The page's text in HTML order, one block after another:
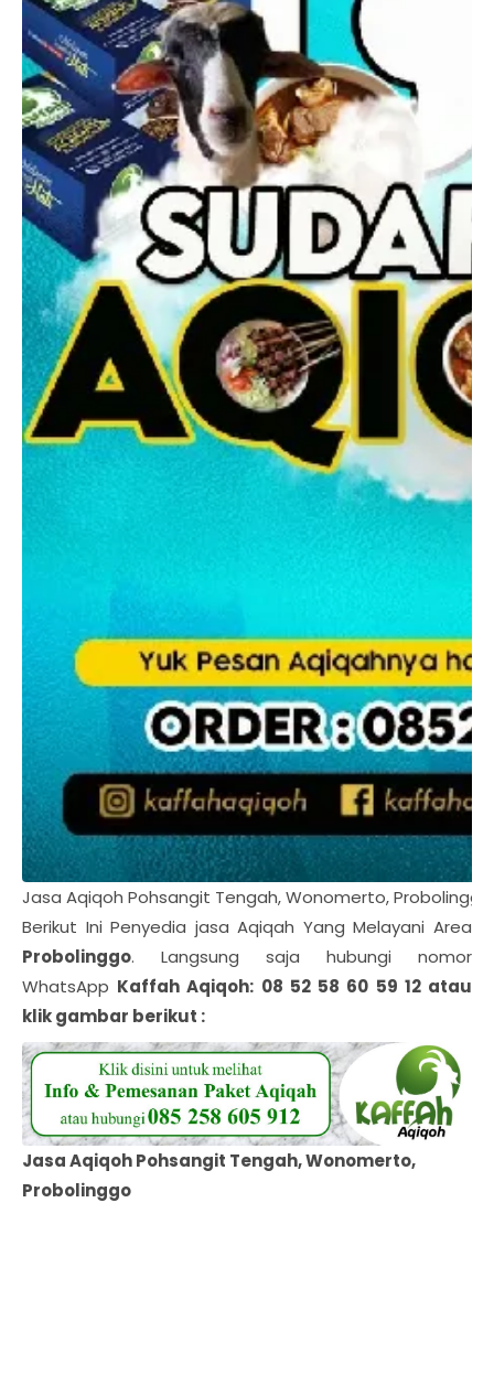
Jasa Aqiqoh Pohsangit Tengah, Wonomerto, Probolinggo
Berikut Ini Penyedia jasa Aqiqah Yang Melayani Area
Probolinggo. Langsung saja hubungi nomor
WhatsApp Kaffah Aqiqoh: 08 52 58 60 59 12 atau
klik gambar berikut :
Jasa Aqiqoh Pohsangit Tengah, Wonomerto,
Probolinggo